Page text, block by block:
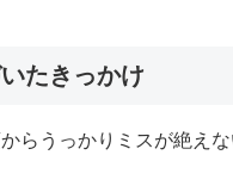
たきっかけ
らうっかりミスが絶えな